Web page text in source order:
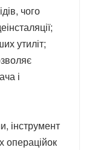
чого
утиліт;
і
інструмент
операційок